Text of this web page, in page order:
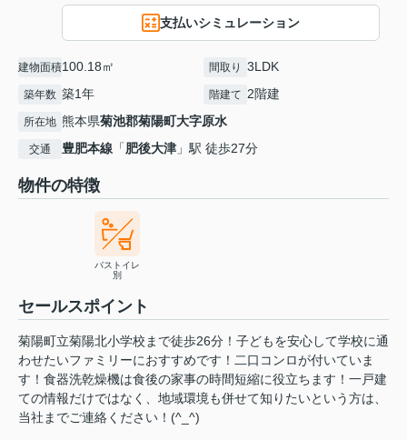
支払いシミュレーション
建物面積100.18㎡ 間取り 3LDK
築年数 築1年 階建て 2階建
所在地 熊本県菊池郡菊陽町大字原水
交通 豊肥本線 「肥後大津 」駅 徒歩27分
物件の特徴
バストイレ
別
セールスポイント
菊陽町立菊陽北小学校まで徒歩26分！子どもを安心して学校に通
わせたいファミリーにおすすめです！二口コンロが付いていま
す！食器洗乾燥機は食後の家事の時間短縮に役立ちます！一戸建
ての情報だけではなく、地域環境も併せて知りたいという方は、
当社までご連絡ください！(^_^)